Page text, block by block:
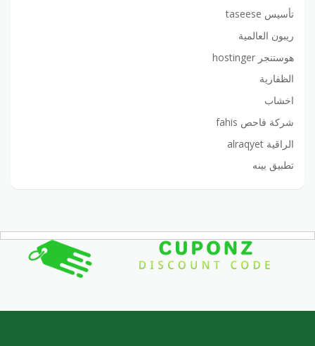
تأسيس taseese
ريبون العالمية
هوستنجر hostinger
الظفارية
اخشاب
شركة فاحص fahis
الراقية alraqyet
تطبيق بينه